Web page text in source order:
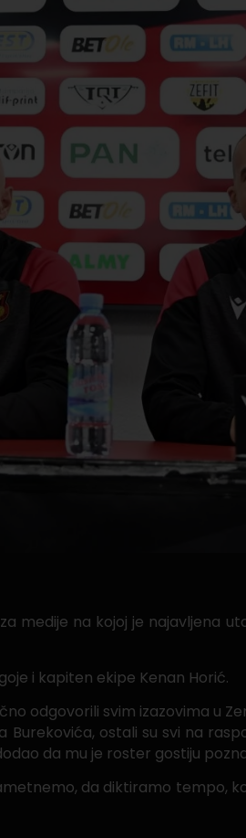
medije na kojoj je najavljena
i kapiten ekipe Kenan Horić.
odgovorili svim izazovima u
ostali su svi na
da mu je roster gostiju
da diktiramo tempo,